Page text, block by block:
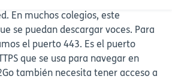
En muchos colegios, este
se puedan descargar voces. Para
el puerto 443. Es el puerto
que se usa para navegar en
también necesita tener acceso a